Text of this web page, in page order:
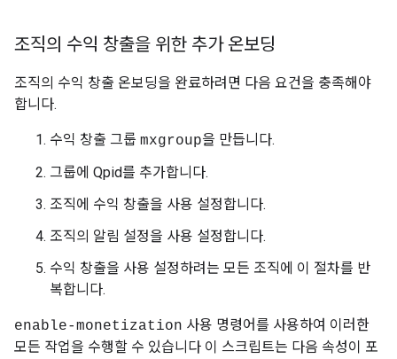
조직의 수익 창출을 위한 추가 온보딩
조직의 수익 창출 온보딩을 완료하려면 다음 요건을 충족해야
합니다.
수익 창출 그룹 mxgroup을 만듭니다.
그룹에 Qpid를 추가합니다.
조직에 수익 창출을 사용 설정합니다.
조직의 알림 설정을 사용 설정합니다.
수익 창출을 사용 설정하려는 모든 조직에 이 절차를 반
복합니다.
enable-monetization 사용 명령어를 사용하여 이러한
모든 작업을 수행할 수 있습니다 이 스크립트는 다음 속성이 포